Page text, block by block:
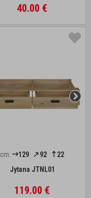
40.00 €
cm: 129 92
22
Jytana JTNL01
119.00 €